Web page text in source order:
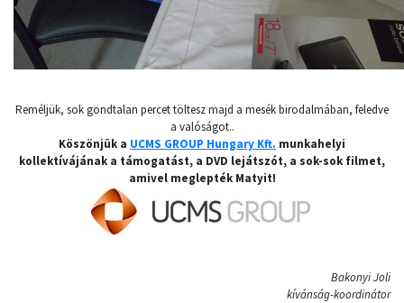
Reméljük, sok gondtalan percet töltesz majd a mesék birodalmában, feledve
a valóságot..
Köszönjük a UCMS GROUP Hungary Kft. munkahelyi
kollektívájának a támogatást, a DVD lejátszót, a sok-sok filmet,
amivel meglepték Matyit!
Bakonyi Joli
kívánság-koordinátor